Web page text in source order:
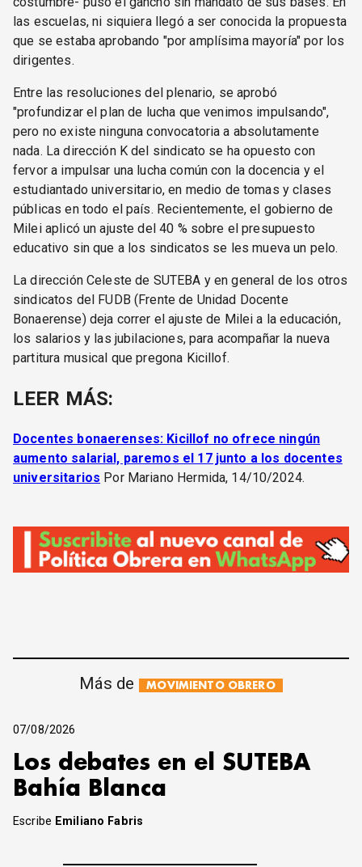
las escuelas, ni siquiera llegó a ser conocida la propuesta
que se estaba aprobando "por amplísima mayoría" por los
dirigentes.
Entre las resoluciones del plenario, se aprobó
"profundizar el plan de lucha que venimos impulsando",
pero no existe ninguna convocatoria a absolutamente
nada. La dirección K del sindicato se ha opuesto con
fervor a impulsar una lucha común con la docencia y el
estudiantado universitario, en medio de tomas y clases
públicas en todo el país. Recientemente, el gobierno de
Milei aplicó un ajuste del 40 % sobre el presupuesto
educativo sin que a los sindicatos se les mueva un pelo.
La dirección Celeste de SUTEBA y en general de los otros
sindicatos del FUDB (Frente de Unidad Docente
Bonaerense) deja correr el ajuste de Milei a la educación,
los salarios y las jubilaciones, para acompañar la nueva
partitura musical que pregona Kicillof.
LEER MÁS:
Docentes bonaerenses: Kicillof no ofrece ningún
aumento salarial, paremos el 17 junto a los docentes
universitarios Por Mariano Hermida, 14/10/2024.
Más de MOVIMIENTO OBRERO
07/08/2026
Los debates en el SUTEBA
Bahía Blanca
Escribe Emiliano Fabris